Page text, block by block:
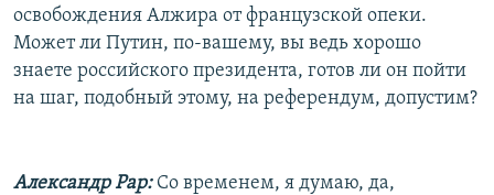
освобождения Алжира от французской опеки.
Может ли Путин, по-вашему, вы ведь хорошо
знаете российского президента, готов ли он пойти
на шаг, подобный этому, на референдум, допустим?
Александр Рар:Со временем, я думаю, да,